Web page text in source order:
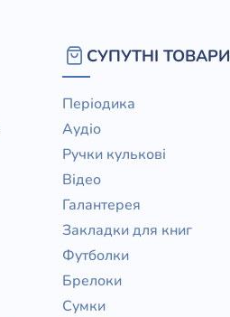
СУПУТНІ ТОВАРИ
Періодика
Аудіо
Ручки кулькові
Відео
Галантерея
Закладки для книг
Футболки
Брелоки
Сумки